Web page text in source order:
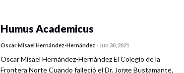
Humus Academicus
Oscar Misael Hernández-Hernández - Jun 30, 2021
Oscar Misael Hernández-Hernández El Colegio de la
Frontera Norte Cuando falleció el Dr. Jorge Bustamante,